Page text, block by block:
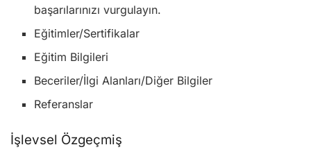
başarılarınızı vurgulayın.
Eğitimler/Sertifikalar
Eğitim Bilgileri
Beceriler/İlgi Alanları/Diğer Bilgiler
Referanslar
İşlevsel Özgeçmiş